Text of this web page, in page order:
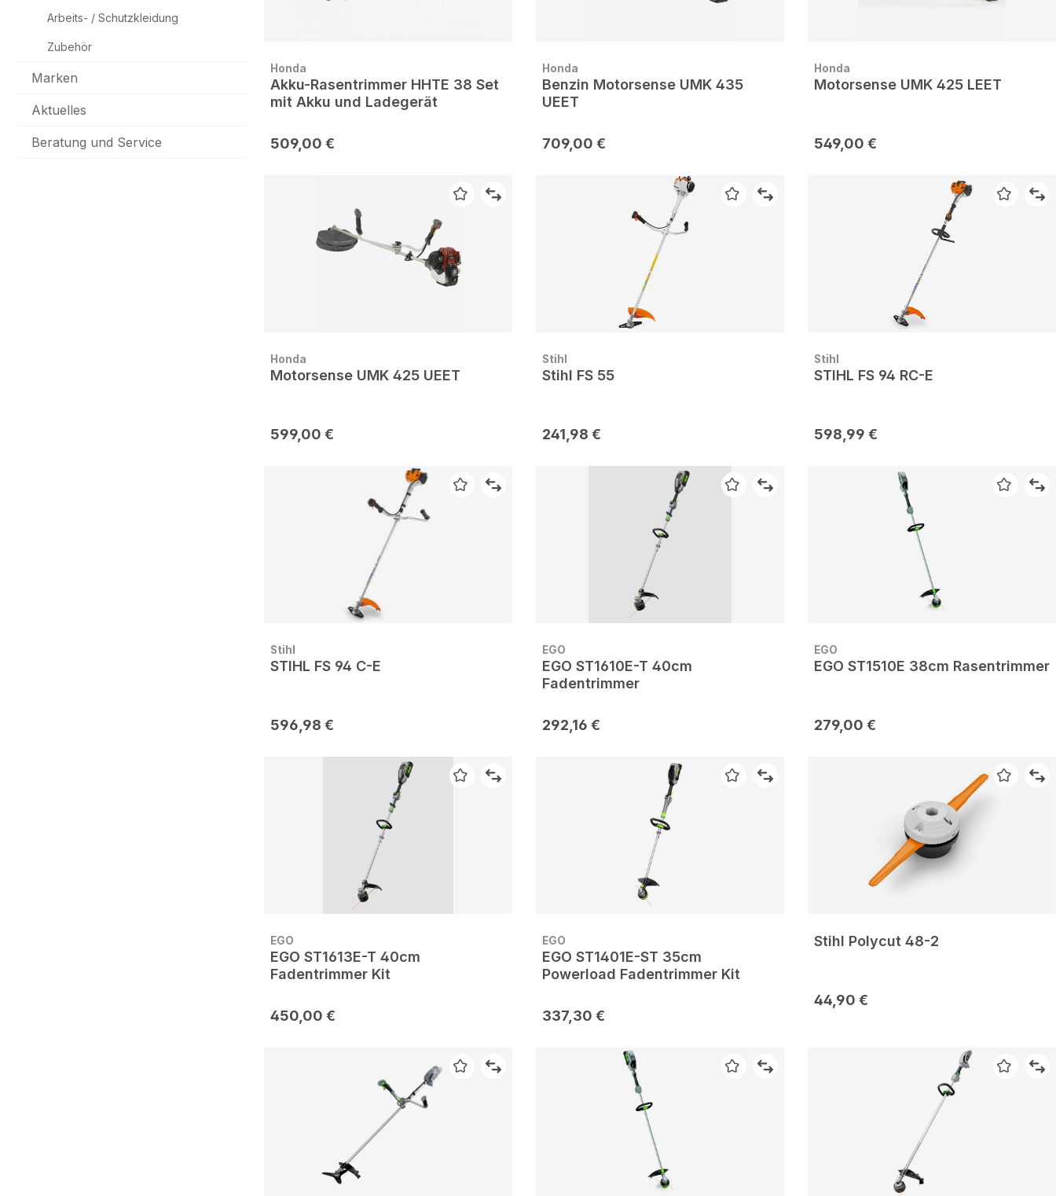
Arbeits- / Schutzkleidung
Zubehör
Marken
Aktuelles
Beratung und Service
Honda
Akku-Rasentrimmer HHTE 38 Set
mit Akku und Ladegerät
509,00 €
Honda
Benzin Motorsense UMK 435
UEET
709,00 €
Honda
Motorsense UMK 425 LEET
549,00 €
Honda
Motorsense UMK 425 UEET
599,00 €
Stihl
Stihl FS 55
241,98 €
Stihl
STIHL FS 94 RC-E
598,99 €
Stihl
STIHL FS 94 C-E
596,98 €
EGO
EGO ST1610E-T 40cm
Fadentrimmer
292,16 €
EGO
EGO ST1510E 38cm Rasentrimmer
279,00 €
EGO
EGO ST1613E-T 40cm
Fadentrimmer Kit
450,00 €
EGO
EGO ST1401E-ST 35cm
Powerload Fadentrimmer Kit
337,30 €
Stihl Polycut 48-2
44,90 €